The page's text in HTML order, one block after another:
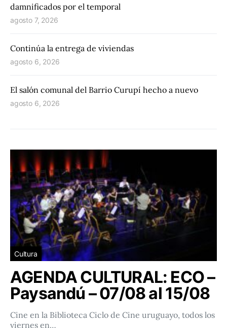
damnificados por el temporal
agosto 7, 2026
Continúa la entrega de viviendas
agosto 6, 2026
El salón comunal del Barrio Curupí hecho a nuevo
agosto 6, 2026
Cultura
AGENDA CULTURAL: ECO –
Paysandú – 07/08 al 15/08
Cine en la Biblioteca Ciclo de Cine uruguayo, todos los
viernes en…